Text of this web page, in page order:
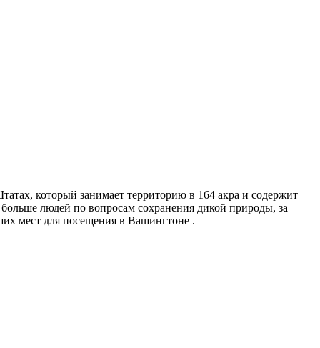
который занимает территорию в 164 акра и содержит
людей по вопросам сохранения дикой природы, за
мест для посещения в Вашингтоне .